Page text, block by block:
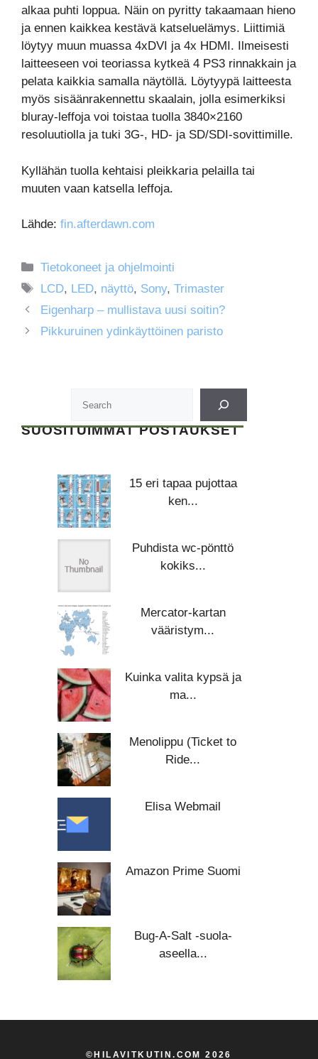
alkaa puhti loppua. Näin on pyritty takaamaan hieno
ja ennen kaikkea kestävä katseluelämys. Liittimiä
löytyy muun muassa 4xDVI ja 4x HDMI. Ilmeisesti
laitteeseen voi teoriassa kytkeä 4 PS3 rinnakkain ja
pelata kaikkia samalla näytöllä. Löytyypä laitteesta
myös sisäänrakennettu skaalain, jolla esimerkiksi
bluray-leffoja voi toistaa tuolla 3840×2160
resoluutiolla ja tuki 3G-, HD- ja SD/SDI-sovittimille.
Kyllähän tuolla kehtaisi pleikkaria pelailla tai
muuten vaan katsella leffoja.
Lähde: fin.afterdawn.com
Kategoriat
Tietokoneet ja ohjelmointi
Avainsanat
LCD, LED, näyttö, Sony,Trimaster
Eigenharp – mullistava uusi soitin?
Pikkuruinen ydinkäyttöinen paristo
SUOSITUIMMAT POSTAUKSET
15 eri tapaa pujottaa
ken...
Puhdista wc-pönttö
kokiks...
Mercator-kartan
vääristym...
Kuinka valita kypsä ja
ma...
Menolippu (Ticket to
Ride...
Elisa Webmail
Amazon Prime Suomi
Bug-A-Salt -suola-
aseella...
©HILAVITKUTIN.COM 2026